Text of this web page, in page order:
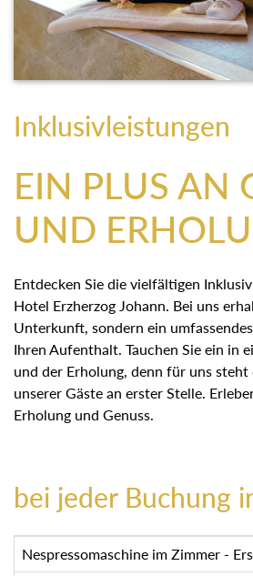
Inklusivleistungen
EIN PLUS AN
UND
Entdecken Sie die vielfältigen
Hotel Erzherzog Johann. Bei uns
eine Unterkunft, sondern ein
für Ihren Aufenthalt. Tauchen Sie
Genusses und der Erholung, denn
Wohlbefinden unserer Gäste an
ein Plus an Erholung und Genuss.
bei jeder Buchung
Nespressomaschine im Zimmer -